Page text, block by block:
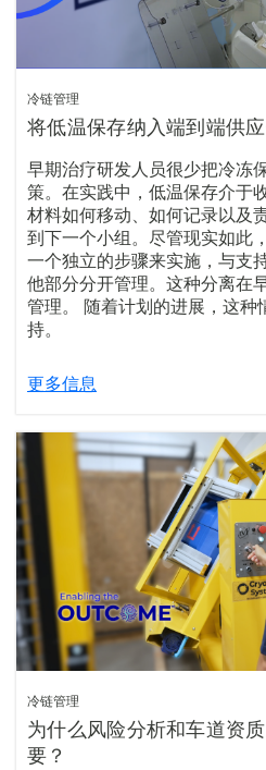
冷链管理
将低温保存纳入端到端供
早期治疗研发人员很少把冷冻
策。在实践中，低温保存介于
材料如何移动、如何记录以及
到下一个小组。尽管现实如此
一个独立的步骤来实施，与支
他部分分开管理。这种分离在
管理。 随着计划的进展，这种
持。
更多信息
冷链管理
为什么风险分析和车道资
要？